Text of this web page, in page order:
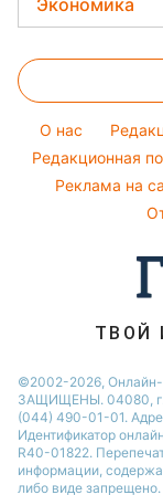
Новости
Новости
Новости
Филипп
Елена
Ани Лорак
Кейт
Красивый
Советы от
Комнатные
Все о сале
Уборка
Авто
Денежная
Тарифы
Курс валют
O нас
Редакционная
Реклама на
ТВОЙ
©2002-2026, Онлайн-
ЗАЩИЩЕНЫ. 04080, г.
(044) 490-01-01.
Идентификатор
R40-01822.
информации,
либо виде